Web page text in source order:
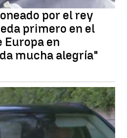
por el rey
primero en el
Europa en
mucha alegría"